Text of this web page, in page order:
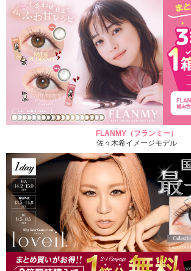
FLANMY（フランミー）
佐々木希イメージモデル